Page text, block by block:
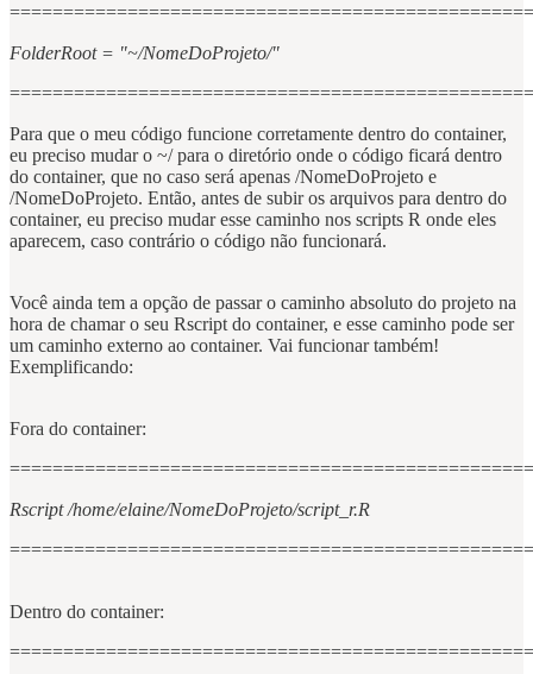
FolderRoot = "~/NomeDoProjeto/"
Para que o meu código funcione corretamente dentro do container,
eu preciso mudar o ~/ para o diretório onde o código ficará dentro
do container, que no caso será apenas /NomeDoProjeto e
/NomeDoProjeto. Então, antes de subir os arquivos para dentro do
container, eu preciso mudar esse caminho nos scripts R onde eles
aparecem, caso contrário o código não funcionará.
Você ainda tem a opção de passar o caminho absoluto do projeto na
hora de chamar o seu Rscript do container, e esse caminho pode ser
um caminho externo ao container. Vai funcionar também!
Exemplificando:
Fora do container:
Rscript /home/elaine/NomeDoProjeto/script_r.R
Dentro do container: